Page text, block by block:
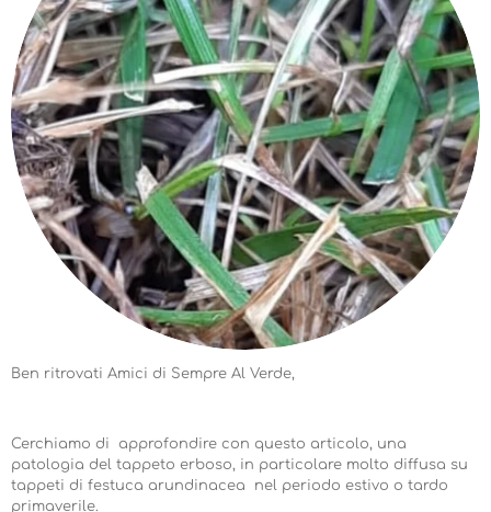
Ben ritrovati Amici di Sempre Al Verde,
Cerchiamo di approfondire con questo articolo, una
patologia del tappeto erboso, in particolare molto diffusa su
tappeti di festuca arundinacea nel periodo estivo o tardo
primaverile.